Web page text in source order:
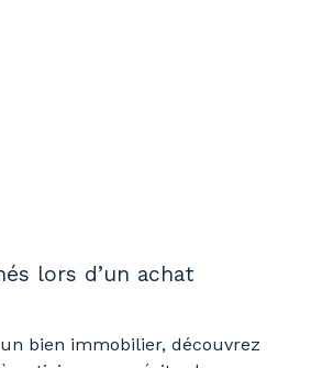
lors d’un achat
bien immobilier, découvrez